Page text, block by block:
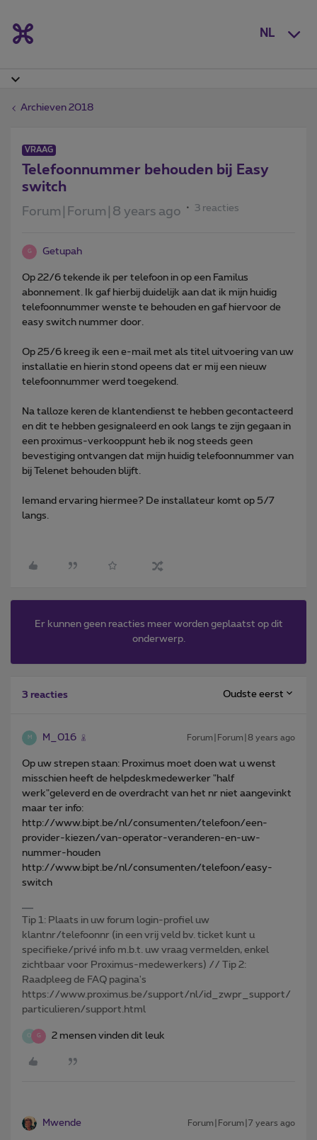
NL
Archieven 2018
VRAAG
Telefoonnummer behouden bij Easy
switch
Forum|Forum|8 years ago 3 reacties
G Getupah
Op 22/6 tekende ik per telefoon in op een Familus
abonnement. Ik gaf hierbij duidelijk aan dat ik mijn huidig
telefoonnummer wenste te behouden en gaf hiervoor de
easy switch nummer door.
Op 25/6 kreeg ik een e-mail met als titel uitvoering van uw
installatie en hierin stond opeens dat er mij een nieuw
telefoonnummer werd toegekend.
Na talloze keren de klantendienst te hebben gecontacteerd
en dit te hebben gesignaleerd en ook langs te zijn gegaan in
een proximus-verkooppunt heb ik nog steeds geen
bevestiging ontvangen dat mijn huidig telefoonnummer van
bij Telenet behouden blijft.
Iemand ervaring hiermee? De installateur komt op 5/7
langs.
Er kunnen geen reacties meer worden geplaatst op dit
onderwerp.
3 reacties Oudste eerst
M M_016 Forum|Forum|8 years ago
Op uw strepen staan: Proximus moet doen wat u wenst
misschien heeft de helpdeskmedewerker "half
werk"geleverd en de overdracht van het nr niet aangevinkt
maar ter info:
http://www.bipt.be/nl/consumenten/telefoon/een-
provider-kiezen/van-operator-veranderen-en-uw-
nummer-houden
http://www.bipt.be/nl/consumenten/telefoon/easy-
switch
Tip 1: Plaats in uw forum login-profiel uw
klantnr/telefoonnr (in een vrij veld bv. ticket kunt u
specifieke/privé info m.b.t. uw vraag vermelden, enkel
zichtbaar voor Proximus-medewerkers) // Tip 2:
Raadpleeg de FAQ pagina's
https://www.proximus.be/support/nl/id_zwpr_support/
particulieren/support.html
O G 2 mensen vinden dit leuk
Mwende Forum|Forum|7 years ago